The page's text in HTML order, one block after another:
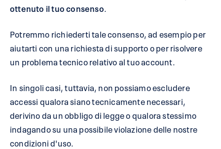
ottenuto il tuo consenso.
Potremmo richiederti tale consenso, ad esempio per
aiutarti con una richiesta di supporto o per risolvere
un problema tecnico relativo al tuo account.
In singoli casi, tuttavia, non possiamo escludere
accessi qualora siano tecnicamente necessari,
derivino da un obbligo di legge o qualora stessimo
indagando su una possibile violazione delle nostre
condizioni d'uso.